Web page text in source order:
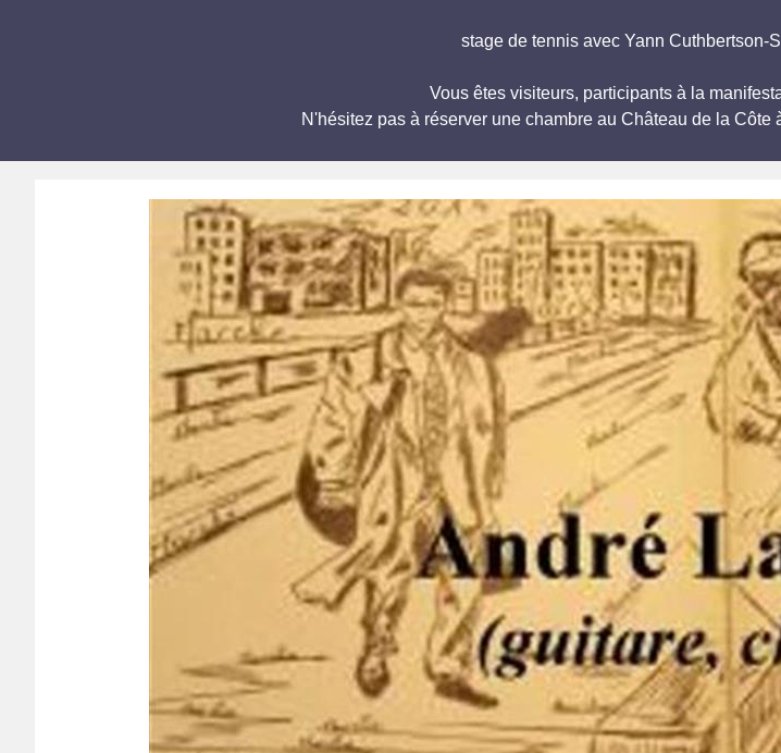
stage de tennis avec Yann Cuthbertson-
Vous êtes visiteurs, participants à la
N'hésitez pas à réserver une chambre au Château de la